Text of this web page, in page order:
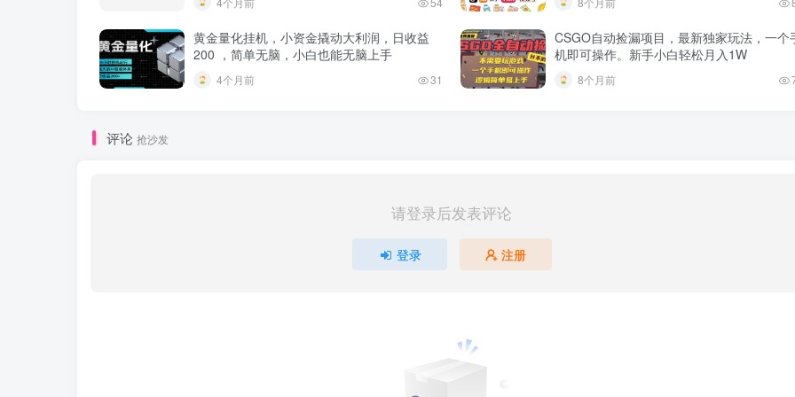
黄金量化挂机，小资金撬动大利润，日收益
200 ，简单无脑，小白也能无脑上手
4个月前 31
CSGO自动捡漏项目，最新独家玩法，一个
机即可操作。新手小白轻松月入1W
8个月前
评论 抢沙发
请登录后发表评论
登录 注册